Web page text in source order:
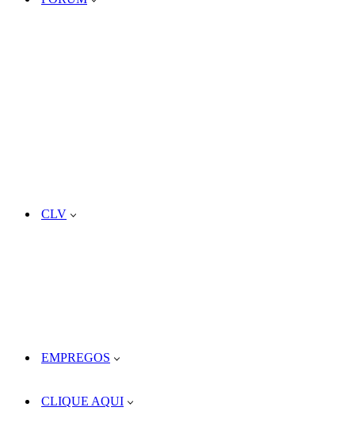
CLV
EMPREGOS
CLIQUE AQUI